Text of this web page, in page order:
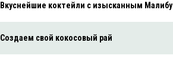
Вкуснейшие коктейли с изысканным Малибу
Создаем свой кокосовый рай